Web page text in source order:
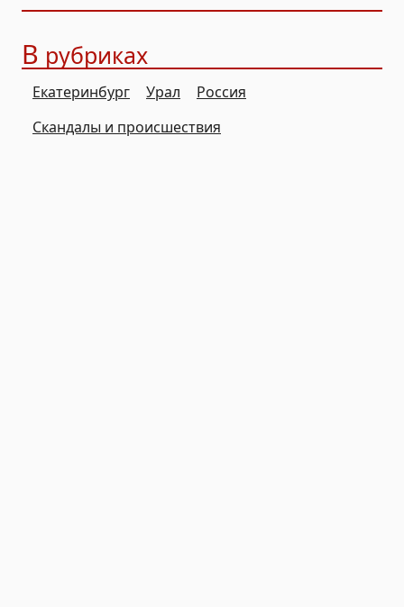
В рубриках
Екатеринбург Урал
Россия
Скандалы и происшествия